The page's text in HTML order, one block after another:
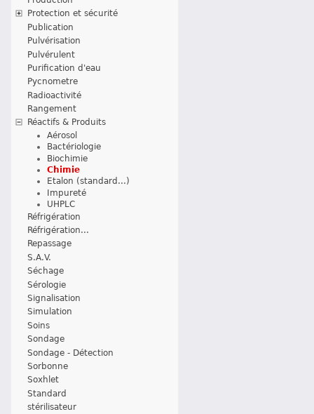
Protection et sécurité
Publication
Pulvérisation
Pulvérulent
Purification d'eau
Pycnometre
Radioactivité
Rangement
Réactifs & Produits
Aérosol
Bactériologie
Biochimie
Chimie
Etalon (standard...)
Impureté
UHPLC
Réfrigération
Réfrigération...
Repassage
S.A.V.
Séchage
Sérologie
Signalisation
Simulation
Soins
Sondage
Sondage - Détection
Sorbonne
Soxhlet
Standard
stérilisateur